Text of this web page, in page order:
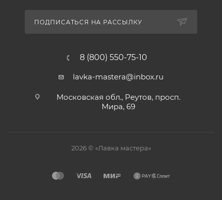
ПОДПИСАТЬСЯ НА РАССЫЛКУ
8 (800) 550-75-10
lavka-mastera@inbox.ru
Московская обл., Реутов, просп.
Мира, 69
2026 © «Лавка мастера»